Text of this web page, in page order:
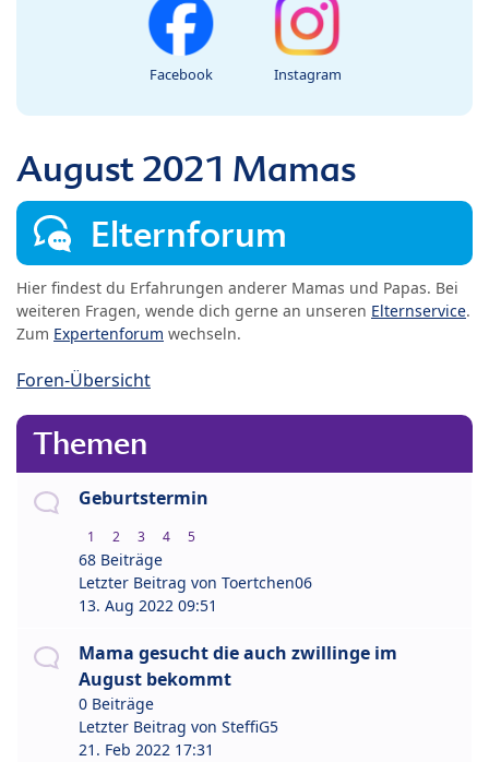
Facebook Instagram
August 2021 Mamas
Elternforum
Hier findest du Erfahrungen anderer Mamas und Papas. Bei
weiteren Fragen, wende dich gerne an unseren Elternservice.
Zum Expertenforum wechseln.
Foren-Übersicht
Themen
Geburtstermin
1 2 3 4 5
68 Beiträge
Letzter Beitrag von Toertchen06
13. Aug 2022 09:51
Mama gesucht die auch zwillinge im
August bekommt
0 Beiträge
Letzter Beitrag von SteffiG5
21. Feb 2022 17:31